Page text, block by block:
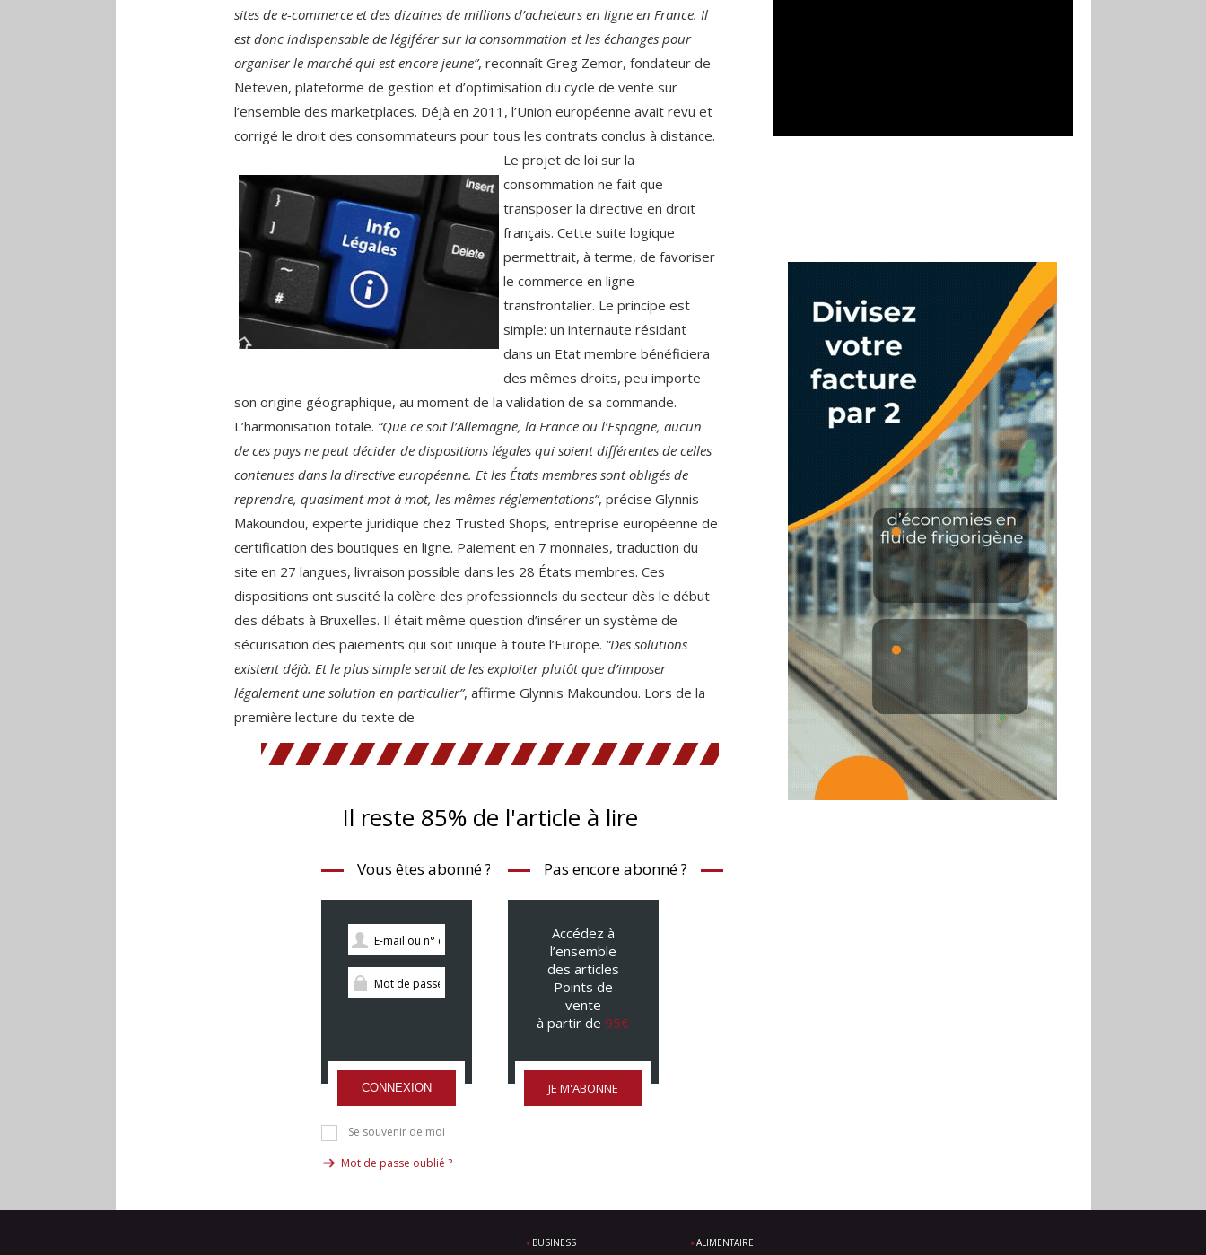
sites de e-commerce et des dizaines de millions d’acheteurs en ligne en France. Il
est donc indispensable de légiférer sur la consommation et les échanges pour
organiser le marché qui est encore jeune”, reconnaît Greg Zemor, fondateur de
Neteven, plateforme de gestion et d’optimisation du cycle de vente sur
l’ensemble des marketplaces. Déjà en 2011, l’Union européenne avait revu et
corrigé le droit des consommateurs pour tous les contrats conclus à distance.
Le projet de loi sur la
consommation ne fait que
transposer la directive en droit
français. Cette suite logique
permettrait, à terme, de favoriser
le commerce en ligne
transfrontalier. Le principe est
simple: un internaute résidant
dans un Etat membre bénéficiera
des mêmes droits, peu importe
son origine géographique, au moment de la validation de sa commande.
L’harmonisation totale. “Que ce soit l’Allemagne, la France ou l’Espagne, aucun
de ces pays ne peut décider de dispositions légales qui soient différentes de celles
contenues dans la directive européenne. Et les États membres sont obligés de
reprendre, quasiment mot à mot, les mêmes réglementations”, précise Glynnis
Makoundou, experte juridique chez Trusted Shops, entreprise européenne de
certification des boutiques en ligne. Paiement en 7 monnaies, traduction du
site en 27 langues, livraison possible dans les 28 États membres. Ces
dispositions ont suscité la colère des professionnels du secteur dès le début
des débats à Bruxelles. Il était même question d’insérer un système de
sécurisation des paiements qui soit unique à toute l’Europe. “Des solutions
existent déjà. Et le plus simple serait de les exploiter plutôt que d’imposer
légalement une solution en particulier”, affirme Glynnis Makoundou. Lors de la
première lecture du texte de
Il reste 85% de l'article à lire
Vous êtes abonné ?
CONNEXION
Se souvenir de moi
Mot de passe oublié ?
Pas encore abonné ?
Accédez à
l’ensemble
des articles
Points de
vente
à partir de 95€
JE M'ABONNE
BUSINESS
ALIMENTAIRE